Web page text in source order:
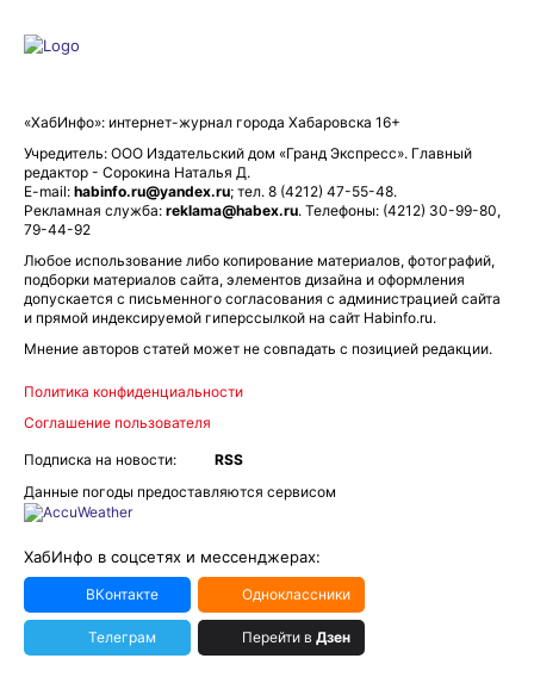
«ХабИнфо»: интернет-журнал города Хабаровска 16+
Учредитель: ООО Издательский дом «Гранд Экспресс». Главный
редактор - Сорокина Наталья Д.
E-mail: habinfo.ru@yandex.ru; тел. 8 (4212) 47-55-48.
Рекламная служба: reklama@habex.ru. Телефоны: (4212) 30-99-80,
79-44-92
Любое использование либо копирование материалов, фотографий,
подборки материалов сайта, элементов дизайна и оформления
допускается с письменного согласования с администрацией сайта
и прямой индексируемой гиперссылкой на сайт Habinfo.ru.
Мнение авторов статей может не совпадать с позицией редакции.
Политика конфиденциальности
Соглашение пользователя
Подписка на новости:
RSS
Данные погоды предоставляются сервисом
ХабИнфо в соцсетях и мессенджерах:
ВКонтакте Одноклассники
Телеграм Перейти в Дзен